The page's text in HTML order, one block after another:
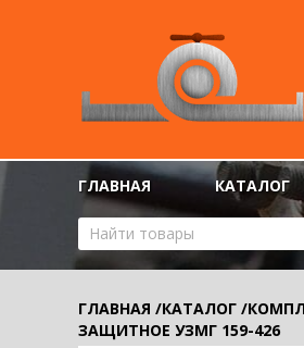
ГЛАВНАЯ КАТАЛОГ
ГЛАВНАЯ /КАТАЛОГ /
ЗАЩИТНОЕ УЗМГ 159-426